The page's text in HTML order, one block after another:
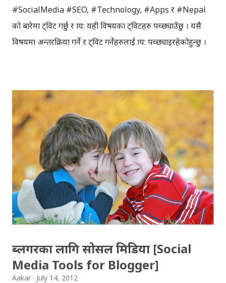
#SocialMedia #SEO, #Technology, #Apps र #Nepal
को बारेमा ट्विट गर्छु र प्राय: यही विषयका ट्विटहरु पच्छ्याउँछु । यसै
विषयमा अन्तरक्रिया गर्ने र ट्विट गर्नेहरुलाई प्राय: पच्छ्याइरहेकोहुन्छु ।
त्यसलाई ब्लक हान्छु ! गुनासो सबैको आ-आफ्नै ठाउँमा छ, तर पनि
बुझ्नुपर्ने कुरा के हो भने, ट्विटर चलाउनु भनेको फलो गर्नेलाई
फलोब्याक गर्नैपर्छ भन्ने होइन । ट्विटर चलाउनेहरु आ-आफ्नै रुची
अनुसार ट्विटर चलाउने हुँदा, रुचीका विषयमा ट्विट गर्नेहरुलाई प्राय: ले
फलो गर्छन् । चिनेका साथीभाइ वा कुनै महत्वपुर्ण ब्रान्ड र व्यक्ति भएका
हिसाबमा पनि फलो गर्लान् तर पनि प्राय: ले रुचिकै आधारमा फलो गर्छन् ।
फलो गर्ने, कहिले केही कुरा नगर्नेहरुलाई फलो गरेकै आधारमा निकै
थोरैले मात्र फलोब्याक गर्छन् । तर हामी जानेर पनि नजानेर पनि
ट्विटरमा पनि फलाना र चिलाना भन्दै बस्छौँ, आफ्नो बारेमा...
ब्लगरका लागि सोसल मिडिया [Social
Media Tools for Blogger]
Aakar July 14, 2012